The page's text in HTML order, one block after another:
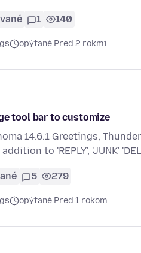
1 140
opýtané Pred 2 rokmi
tool bar to customize
14.6.1 Greetings,
to 'REPLY', 'JUNK'
5 279
opýtané Pred 1 rokom